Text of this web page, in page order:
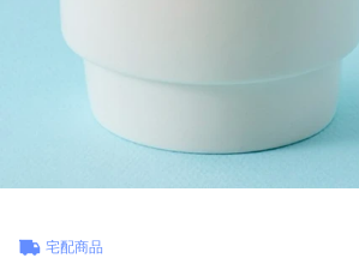
宅配商品